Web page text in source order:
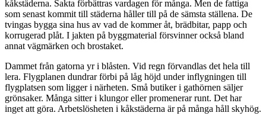
kåkstäderna. Sakta förbättras vardagen för många. Men de fattiga
som senast kommit till städerna håller till på de sämsta ställena. De
tvingas bygga sina hus av vad de kommer åt, brädbitar, papp och
korrugerad plåt. I jakten på byggmaterial försvinner också bland
annat vägmärken och brostaket.
Dammet från gatorna yr i blåsten. Vid regn förvandlas det hela till
lera. Flygplanen dundrar förbi på låg höjd under inflygningen till
flygplatsen som ligger i närheten. Små butiker i gathörnen säljer
grönsaker. Många sitter i klungor eller promenerar runt. Det har
inget att göra. Arbetslösheten i kåkstäderna är på många håll skyhög.